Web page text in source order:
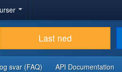
Last ned
svar (FAQ) API Documentation